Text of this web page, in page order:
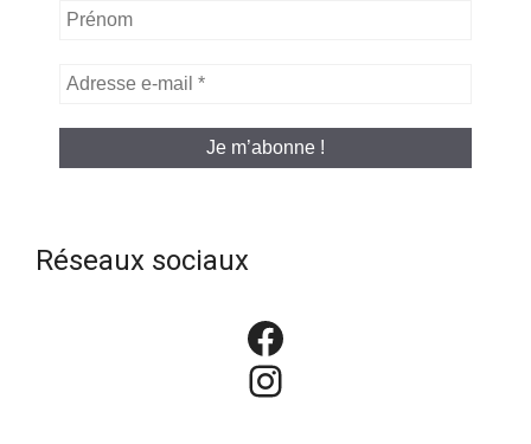
Prénom
Adresse
mail
Réseaux sociaux
Facebook
Instagram